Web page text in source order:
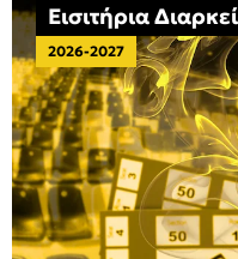
Εισιτήρια
2026-2027